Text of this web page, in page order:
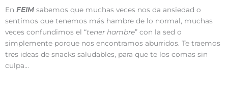
En FEIM sabemos que muchas veces nos da ansiedad o
sentimos que tenemos más hambre de lo normal, muchas
veces confundimos el “tener hambre” con la sed o
simplemente porque nos encontramos aburridos. Te traemos
tres ideas de snacks saludables, para que te los comas sin
culpa…